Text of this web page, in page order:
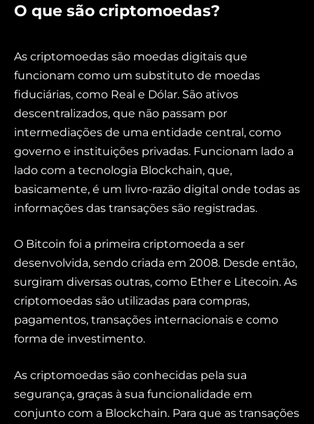
O que são criptomoedas?
As criptomoedas são moedas digitais que
funcionam como um substituto de moedas
fiduciárias, como Real e Dólar. São ativos
descentralizados, que não passam por
intermediações de uma entidade central, como
governo e instituições privadas. Funcionam lado a
lado com a tecnologia Blockchain, que,
basicamente, é um livro-razão digital onde todas as
informações das transações são registradas.
O Bitcoin foi a primeira criptomoeda a ser
desenvolvida, sendo criada em 2008. Desde então,
surgiram diversas outras, como Ether e Litecoin. As
criptomoedas são utilizadas para compras,
pagamentos, transações internacionais e como
forma de investimento.
As criptomoedas são conhecidas pela sua
segurança, graças à sua funcionalidade em
conjunto com a Blockchain. Para que as transações